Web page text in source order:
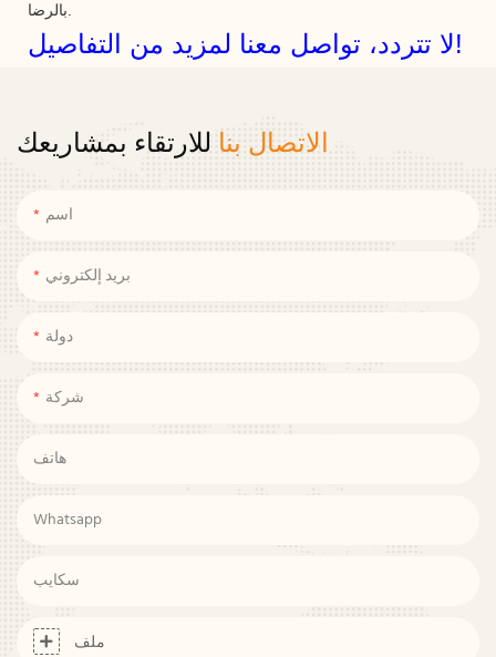
لا تتردد، تواصل معنا لمزيد من التفاصيل!
الاتصال بنا للارتقاء بمشاريعك
اسم
بريد إلكتروني
دولة
شركة
هاتف
Whatsapp
سكايب
ملف